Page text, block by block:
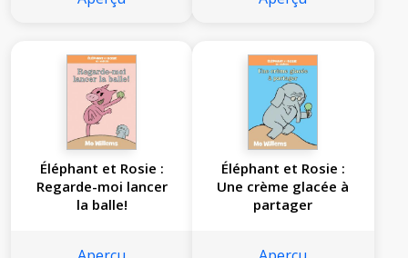
Éléphant et Rosie :
Regarde-moi lancer
la balle!
Éléphant et Rosie :
Une crème glacée à
partager